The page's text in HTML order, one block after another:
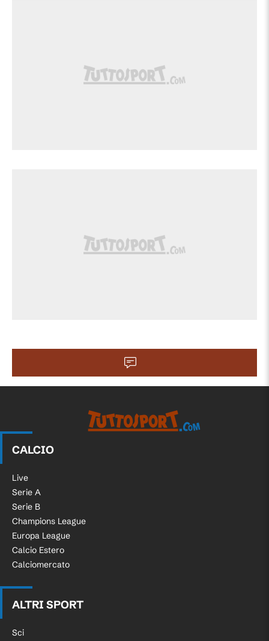
CALCIO
Live
Serie A
Serie B
Champions League
Europa League
Calcio Estero
Calciomercato
ALTRI SPORT
Sci